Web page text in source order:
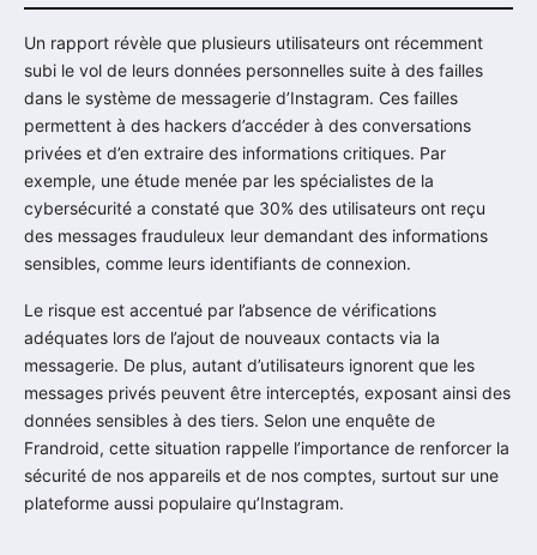
Un rapport révèle que plusieurs utilisateurs ont récemment
subi le vol de leurs données personnelles suite à des failles
dans le système de messagerie d’Instagram. Ces failles
permettent à des hackers d’accéder à des conversations
privées et d’en extraire des informations critiques. Par
exemple, une étude menée par les spécialistes de la
cybersécurité a constaté que 30% des utilisateurs ont reçu
des messages frauduleux leur demandant des informations
sensibles, comme leurs identifiants de connexion.
Le risque est accentué par l’absence de vérifications
adéquates lors de l’ajout de nouveaux contacts via la
messagerie. De plus, autant d’utilisateurs ignorent que les
messages privés peuvent être interceptés, exposant ainsi des
données sensibles à des tiers. Selon une enquête de
Frandroid, cette situation rappelle l’importance de renforcer la
sécurité de nos appareils et de nos comptes, surtout sur une
plateforme aussi populaire qu’Instagram.